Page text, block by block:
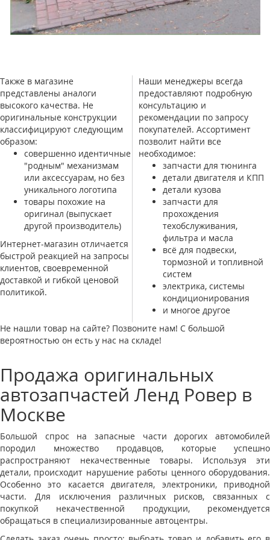
Также в магазине
представлены аналоги
высокого качества. Не
оригинальные конструкции
классифицируют следующим
образом:
совершенно идентичные
"родным" механизмам
или аксессуарам, но без
уникального логотипа
товары похожие на
оригинал (выпускает
другой производитель)
Интернет-магазин отличается
быстрой реакцией на запросы
клиентов, своевременной
доставкой и гибкой ценовой
политикой.
Наши менеджеры всегда
предоставляют подробную
консультацию и
рекомендации по запросу
покупателей. Ассортимент
позволит найти все
необходимое:
запчасти для тюнинга
детали двигателя и КПП
детали кузова
запчасти для
прохождения
техобслуживания,
фильтра и масла
всё для подвески,
тормозной и топливной
систем
электрика, системы
кондиционирования
и многое другое
Не нашли товар на сайте? Позвоните нам! С большой
вероятностью он есть у нас на складе!
Продажа оригинальных
автозапчастей Ленд Ровер в
Москве
Большой спрос на запасные части дорогих автомобилей
породил множество продавцов, которые успешно
распространяют некачественные товары. Используя эти
детали, происходит нарушение работы ценного оборудования.
Особенно это касается двигателя, электроники, приводной
части. Для исключения различных рисков, связанных с
покупкой некачественной продукции, рекомендуется
обращаться в специализированные автоцентры.